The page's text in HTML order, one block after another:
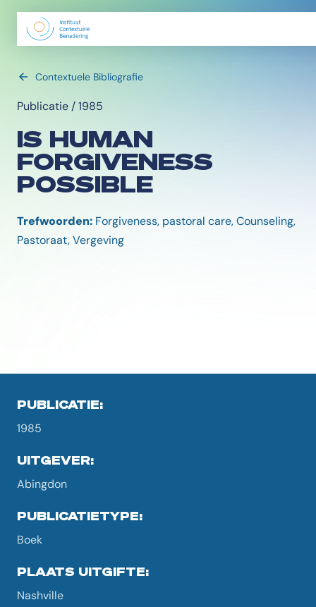
Contextuele Bibliografie
Publicatie / 1985
IS HUMAN
FORGIVENESS
POSSIBLE
Trefwoorden: Forgiveness, pastoral care, Counseling,
Pastoraat, Vergeving
PUBLICATIE:
1985
UITGEVER:
Abingdon
PUBLICATIETYPE:
Boek
PLAATS UITGIFTE:
Nashville